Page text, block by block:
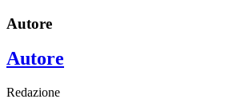
Autore
Autore
Redazione